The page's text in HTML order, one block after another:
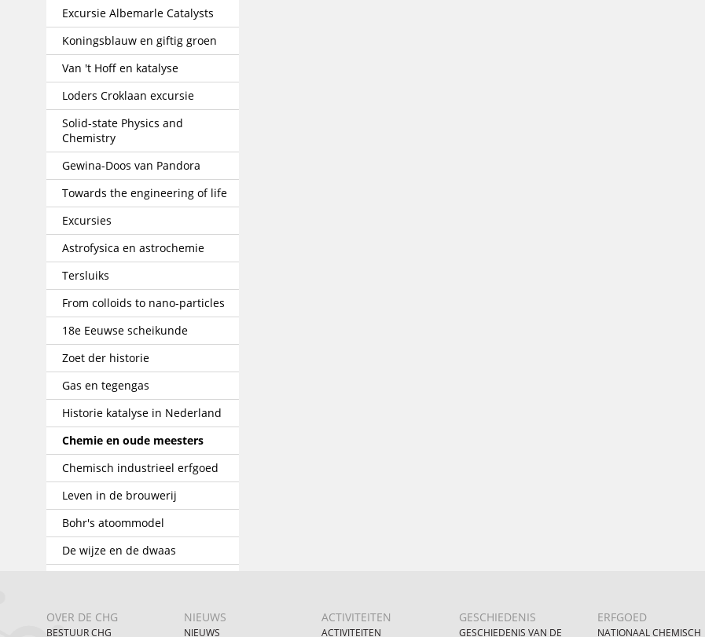
Excursie Albemarle Catalysts
Koningsblauw en giftig groen
Van 't Hoff en katalyse
Loders Croklaan excursie
Solid-state Physics and
Chemistry
Gewina-Doos van Pandora
Towards the engineering of life
Excursies
Astrofysica en astrochemie
Tersluiks
From colloids to nano-particles
18e Eeuwse scheikunde
Zoet der historie
Gas en tegengas
Historie katalyse in Nederland
Chemie en oude meesters
Chemisch industrieel erfgoed
Leven in de brouwerij
Bohr's atoommodel
De wijze en de dwaas
OVER DE CHG
BESTUUR CHG
NIEUWS
NIEUWS
ACTIVITEITEN
ACTIVITEITEN
GESCHIEDENIS
GESCHIEDENIS VAN DE
ERFGOED
NATIONAAL CHEMISCH